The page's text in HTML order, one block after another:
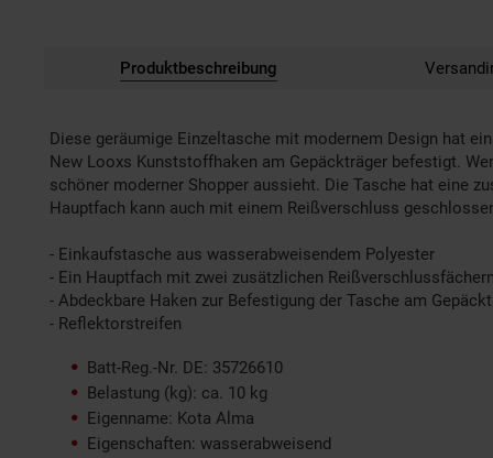
Produktbeschreibung
Diese geräumige Einzeltasche mit modernem Design hat
New Looxs Kunststoffhaken am Gepäckträger befestigt.
schöner moderner Shopper aussieht. Die Tasche hat eine
Hauptfach kann auch mit einem Reißverschluss
- Einkaufstasche aus wasserabweisendem Polyester
- Ein Hauptfach mit zwei zusätzlichen Reißverschlussfächern
- Abdeckbare Haken zur Befestigung der Tasche am
- Reflektorstreifen
Batt-Reg.-Nr. DE: 35726610
Belastung (kg): ca. 10 kg
Eigenname: Kota Alma
Eigenschaften: wasserabweisend